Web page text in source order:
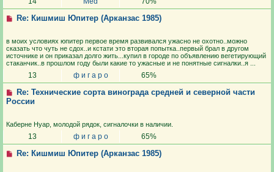
Re: Кишмиш Юпитер (Арканзас 1985)
в моих условиях юпитер первое время развивался ужасно не охотно..можно
сказать что чуть не сдох..и кстати это вторая попытка..первый брал в другом
источнике и он приказал долго жить...купил в городе по объявлению вегетирующий
стаканчик..в прошлом году были какие то ужасные и не понятные сигналки..я ...
13 ф и г а р о 65%
Re: Технические сорта винограда средней и северной части
России
Каберне Нуар, молодой рядок, сигналочки в наличии.
13 ф и г а р о 65%
Re: Кишмиш Юпитер (Арканзас 1985)